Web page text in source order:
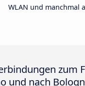
WLAN und manchmal
zum
und nach